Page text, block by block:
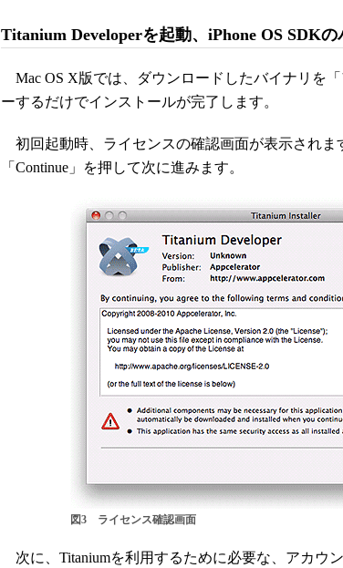
Titanium Developerを起動、iPhone OS SDKの
Mac OS X版では、ダウンロードしたバイナリを
ーするだけでインストールが完了します。
初回起動時、ライセンスの確認画面が表示されま
「Continue」を押して次に進みます。
図3 ライセンス確認画面
次に、Titaniumを利用するために必要な、アカウ